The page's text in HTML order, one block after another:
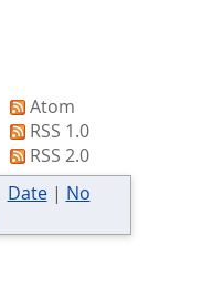
Atom
RSS 1.0
RSS 2.0
Date| No